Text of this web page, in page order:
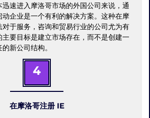
速进入摩洛哥市场的外国公司来说，通
企业是一个有利的解决方案。这种在摩
于服务，咨询和贸易行业的公司尤为有
要目标是建立市场存在，而不是创建一
新公司结构。
4
在摩洛哥注册 IE